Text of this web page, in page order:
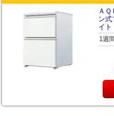
Ａ
ン
イ
1週